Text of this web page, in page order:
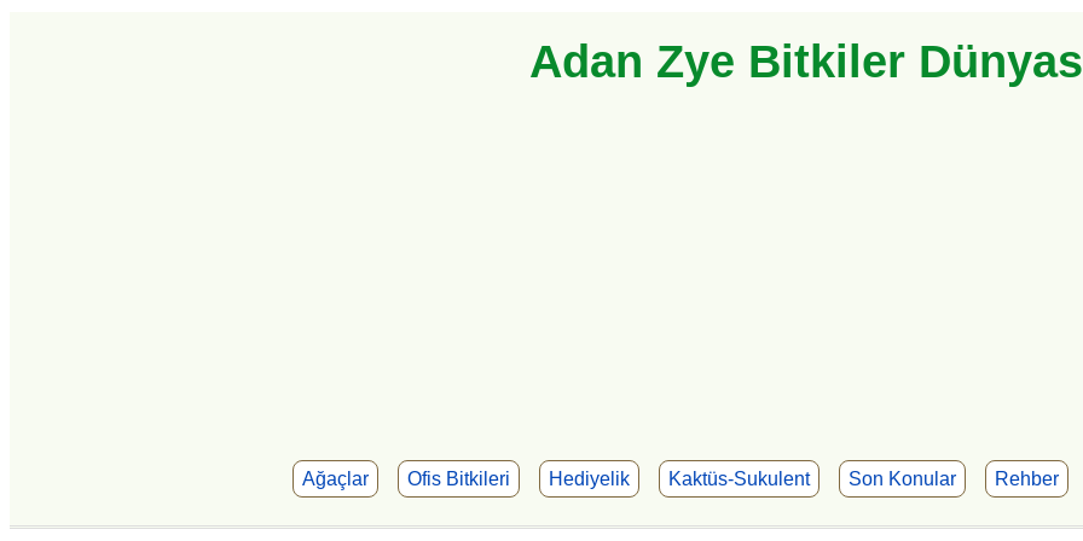
Adan Zye Bitkiler
Ağaçlar Ofis Bitkileri Hediyelik Kaktüs-Sukulent Son Konular Rehber